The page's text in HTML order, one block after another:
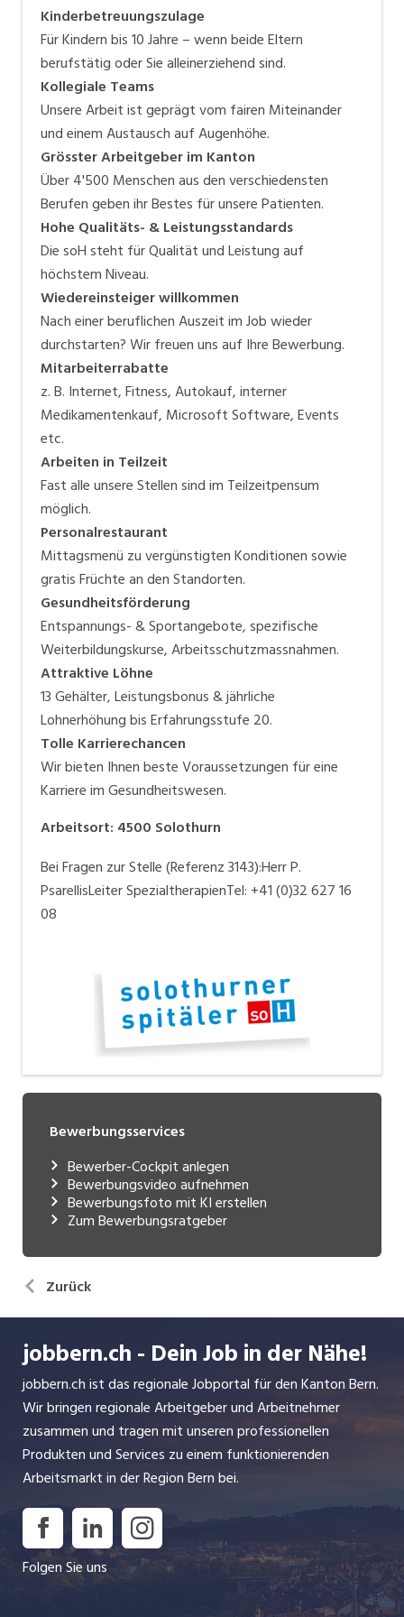
Kinderbetreuungszulage
Für Kindern bis 10 Jahre – wenn beide Eltern
berufstätig oder Sie alleinerziehend sind.
Kollegiale Teams
Unsere Arbeit ist geprägt vom fairen Miteinander
und einem Austausch auf Augenhöhe.
Grösster Arbeitgeber im Kanton
Über 4'500 Menschen aus den verschiedensten
Berufen geben ihr Bestes für unsere Patienten.
Hohe Qualitäts- & Leistungsstandards
Die soH steht für Qualität und Leistung auf
höchstem Niveau.
Wiedereinsteiger willkommen
Nach einer beruflichen Auszeit im Job wieder
durchstarten? Wir freuen uns auf Ihre Bewerbung.
Mitarbeiterrabatte
z. B. Internet, Fitness, Autokauf, interner
Medikamentenkauf, Microsoft Software, Events
etc.
Arbeiten in Teilzeit
Fast alle unsere Stellen sind im Teilzeitpensum
möglich.
Personalrestaurant
Mittagsmenü zu vergünstigten Konditionen sowie
gratis Früchte an den Standorten.
Gesundheitsförderung
Entspannungs- & Sportangebote, spezifische
Weiterbildungskurse, Arbeitsschutzmassnahmen.
Attraktive Löhne
13 Gehälter, Leistungsbonus & jährliche
Lohnerhöhung bis Erfahrungsstufe 20.
Tolle Karrierechancen
Wir bieten Ihnen beste Voraussetzungen für eine
Karriere im Gesundheitswesen.
Arbeitsort: 4500 Solothurn
Bei Fragen zur Stelle (Referenz 3143):Herr P.
PsarellisLeiter SpezialtherapienTel: +41 (0)32 627 16
08
Bewerbungsservices
Bewerber-Cockpit anlegen
Bewerbungsvideo aufnehmen
Bewerbungsfoto mit KI erstellen
Zum Bewerbungsratgeber
Zurück
jobbern.ch - Dein Job in der Nähe!
jobbern.ch ist das regionale Jobportal für den Kanton Bern.
Wir bringen regionale Arbeitgeber und Arbeitnehmer
zusammen und tragen mit unseren professionellen
Produkten und Services zu einem funktionierenden
Arbeitsmarkt in der Region Bern bei.
Folgen Sie uns